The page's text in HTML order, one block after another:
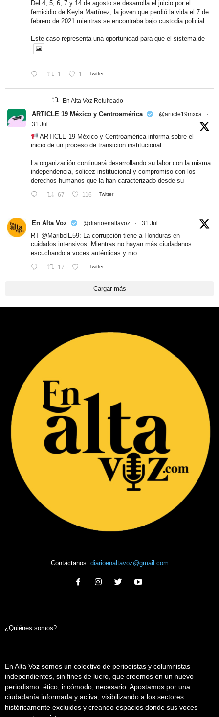
Del 4, 5, 6, 7 y 14 de agosto se desarrolla el juicio por el
femicidio de Keyla Martínez, la joven que perdió la vida el 7 de
febrero de 2021 mientras se encontraba bajo custodia policial.
Este caso representa una oportunidad para que el sistema de
1 1 Twitter
En Alta Voz Retuiteado
ARTICLE 19 México y Centroamérica @article19mxca
·
31 Jul
ARTICLE 19 México y Centroamérica informa sobre el
inicio de un proceso de transición institucional.
La organización continuará desarrollando su labor con la misma
independencia, solidez institucional y compromiso con los
derechos humanos que la han caracterizado desde su
67 116 Twitter
En Alta Voz @diarioenaltavoz · 31 Jul
RT @MaribelE59: La corrupción tiene a Honduras en
cuidados intensivos. Mientras no hayan más ciudadanos
escuchando a voces auténticas y mo…
17 Twitter
Cargar más
Contáctanos: diarioenaltavoz@gmail.com
¿Quiénes somos?
En Alta Voz somos un colectivo de periodistas y columnistas
independientes, sin fines de lucro, que creemos en un nuevo
periodismo: ético, incómodo, necesario. Apostamos por una
ciudadanía informada y activa, visibilizando a los sectores
históricamente excluidos y creando espacios donde sus voces